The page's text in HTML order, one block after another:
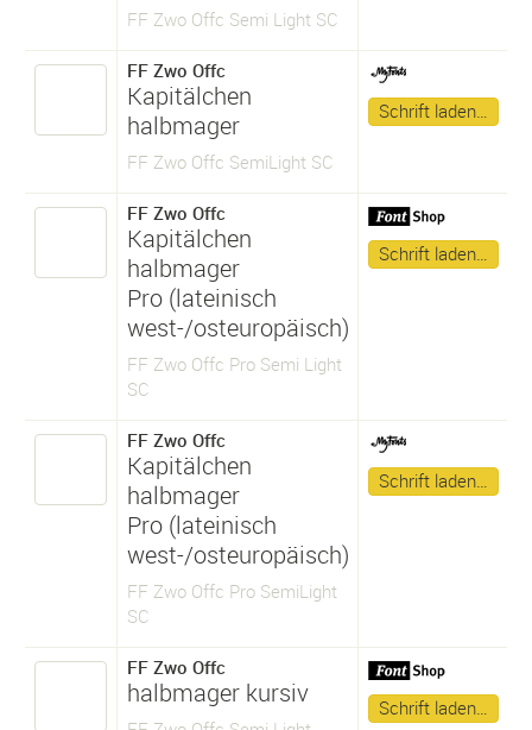
FF Zwo Offc Semi Light SC
FF Zwo Offc
Kapitälchen
halbmager
FF Zwo Offc SemiLight SC
Schrift laden…
FF Zwo Offc
Kapitälchen
halbmager
Pro (lateinisch
west-/osteuropäisch)
FF Zwo Offc Pro Semi Light
SC
Schrift laden…
FF Zwo Offc
Kapitälchen
halbmager
Pro (lateinisch
west-/osteuropäisch)
FF Zwo Offc Pro SemiLight
SC
Schrift laden…
FF Zwo Offc
halbmager kursiv Schrift laden…